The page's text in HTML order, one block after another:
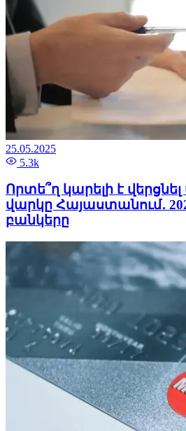
25.05.2025
5.3k
Որտե՞ղ կարելի է
վարկը Հայաստանում․
բանկերը